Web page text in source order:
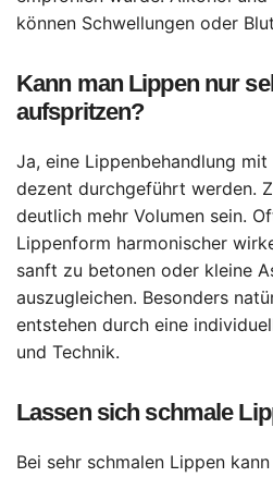
können Schwellungen oder
Kann man Lippen nur
aufspritzen?
Ja, eine Lippenbehandlung
dezent durchgeführt werden.
deutlich mehr Volumen sein.
Lippenform harmonischer
sanft zu betonen oder kleine
auszugleichen. Besonders
entstehen durch eine
und Technik.
Lassen sich schmale
Bei sehr schmalen Lippen